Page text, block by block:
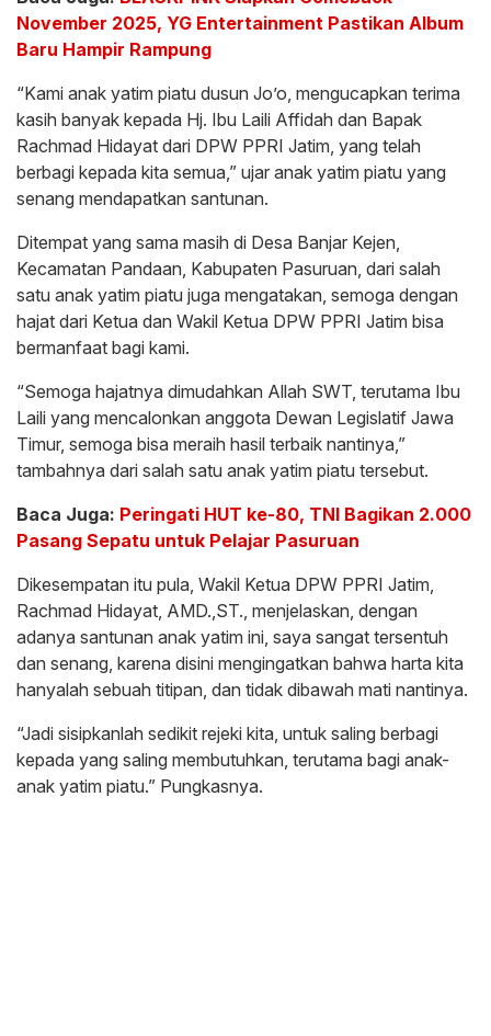
November 2025, YG Entertainment Pastikan Album
Baru Hampir Rampung
“Kami anak yatim piatu dusun Jo’o, mengucapkan terima
kasih banyak kepada Hj. Ibu Laili Affidah dan Bapak
Rachmad Hidayat dari DPW PPRI Jatim, yang telah
berbagi kepada kita semua,” ujar anak yatim piatu yang
senang mendapatkan santunan.
Ditempat yang sama masih di Desa Banjar Kejen,
Kecamatan Pandaan, Kabupaten Pasuruan, dari salah
satu anak yatim piatu juga mengatakan, semoga dengan
hajat dari Ketua dan Wakil Ketua DPW PPRI Jatim bisa
bermanfaat bagi kami.
“Semoga hajatnya dimudahkan Allah SWT, terutama Ibu
Laili yang mencalonkan anggota Dewan Legislatif Jawa
Timur, semoga bisa meraih hasil terbaik nantinya,”
tambahnya dari salah satu anak yatim piatu tersebut.
Baca Juga: Peringati HUT ke-80, TNI Bagikan 2.000
Pasang Sepatu untuk Pelajar Pasuruan
Dikesempatan itu pula, Wakil Ketua DPW PPRI Jatim,
Rachmad Hidayat, AMD.,ST., menjelaskan, dengan
adanya santunan anak yatim ini, saya sangat tersentuh
dan senang, karena disini mengingatkan bahwa harta kita
hanyalah sebuah titipan, dan tidak dibawah mati nantinya.
“Jadi sisipkanlah sedikit rejeki kita, untuk saling berbagi
kepada yang saling membutuhkan, terutama bagi anak-
anak yatim piatu.” Pungkasnya.